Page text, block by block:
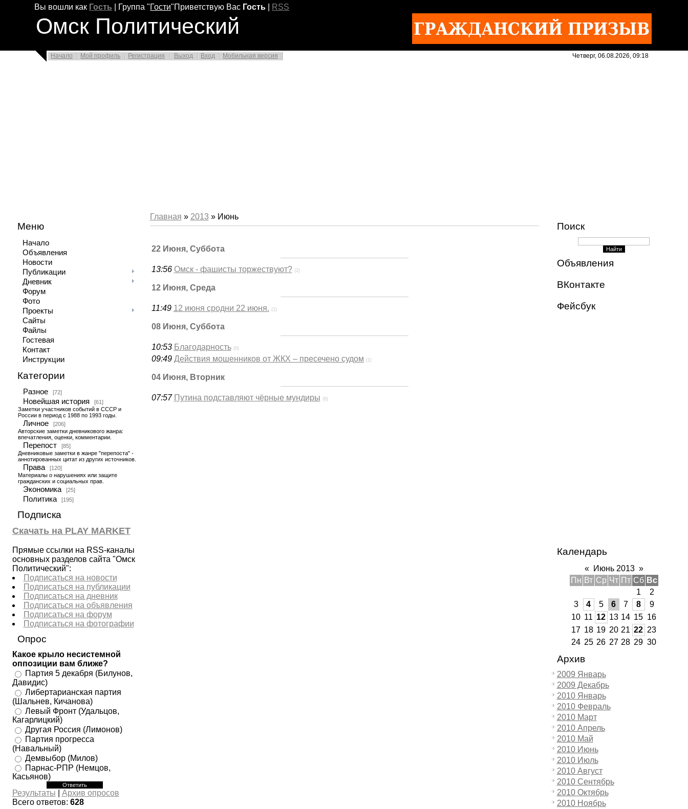
Вы вошли как Гость Группа "Гости"Приветствую Вас Гость RSS
Омск Политический
Начало Мой профиль Регистрация Выход Вход Мобильная версия Четверг, 06.08.2026, 09:18
Меню
Начало
Объявления
Новости
Публикации
Дневник
Форум
Фото
Проекты
Сайты
Файлы
Гостевая
Контакт
Инструкции
Категории
Разное [72]
Новейшая история
[61]
Заметки участников событий в СССР и
России в период с 1988 по 1993 годы.
Личное
[206]
Авторские заметки дневникового жанра:
впечатления, оценки, комментарии.
Перепост
[85]
Дневниковые заметки в жанре "перепоста" -
аннотированных цитат из других источников.
Права
[120]
Материалы о нарушениях или защите
гражданских и социальных прав.
Экономика [25]
Политика [195]
Подписка
Скачать на PLAY MARKET
Прямые ссылки на RSS-каналы
основных разделов сайта "Омск
Политический":
Подписаться на новости
Подписаться на публикации
Подписаться на дневник
Подписаться на объявления
Подписаться на форум
Подписаться на фотографии
Опрос
Какое крыло несистемной
оппозиции вам ближе?
Партия 5 декабря (Билунов,
Давидис)
Либертарианская партия
(Шальнев, Кичанова)
Левый Фронт (Удальцов,
Кагарлицкий)
Другая Россия (Лимонов)
Партия прогресса
(Навальный)
Демвыбор (Милов)
Парнас-РПР (Немцов,
Касьянов)
Результаты
Архив опросов
Всего ответов: 628
Главная » 2013 » Июнь
22 Июня, Суббота
13:56 Омск - фашисты торжествуют? (2)
12 Июня, Среда
11:49 12 июня сродни 22 июня. (1)
08 Июня, Суббота
10:53 Благодарность (0)
09:49 Действия мошенников от ЖКХ – пресечено судом (1)
04 Июня, Вторник
07:57 Путина подставляют чёрные мундиры (6)
Поиск
Объявления
ВКонтакте
Фейсбук
Календарь
« Июнь 2013 »
Пн Вт Ср Чт Пт Сб Вс
1
2
3
4 5 6 7 8
9
10 11 12 13 14 15 16
17 18 19 20 21 22 23
24 25 26 27 28 29 30
Архив
2009 Январь
2009 Декабрь
2010 Январь
2010 Февраль
2010 Март
2010 Апрель
2010 Май
2010 Июнь
2010 Июль
2010 Август
2010 Сентябрь
2010 Октябрь
2010 Ноябрь